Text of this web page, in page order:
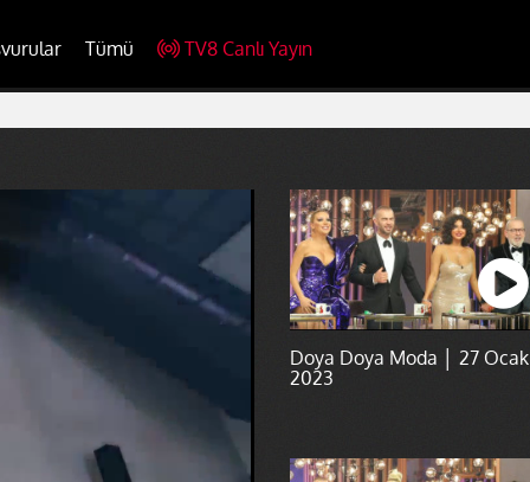
Tümü TV8 Canlı Yayın
Doya Doya Moda │ 27 Ocak
2023